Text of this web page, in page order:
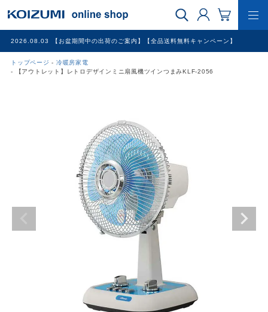
2026.08.03 【お盆期間中の出荷のご案内】【全品送料無料キャンペーン】
トップページ
冷暖房家電
【アウトレット】レトロデザインミニ扇風機ツインつまみKLF-2056
WEB限定品
冷暖房家電
アウトレットSALE